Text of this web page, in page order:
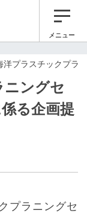
メニュー
洋プラスチックプラ
ニングセ
る企画提
プラニングセ